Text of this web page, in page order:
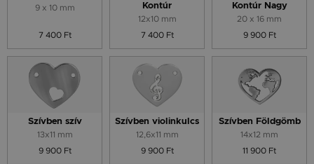
9 x 10 mm
7 400 Ft
Kontúr
12x10 mm
7 400 Ft
Kontúr Nagy
20 x 16 mm
9 900 Ft
Szívben szív
13x11 mm
9 900 Ft
Szívben violinkulcs
12,6x11 mm
9 900 Ft
Szívben Földgömb
14x12 mm
11 900 Ft